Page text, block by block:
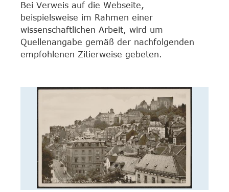
Bei Verweis auf die Webseite,
beispielsweise im Rahmen einer
wissenschaftlichen Arbeit, wird um
Quellenangabe gemäß der nachfolgenden
empfohlenen Zitierweise gebeten.